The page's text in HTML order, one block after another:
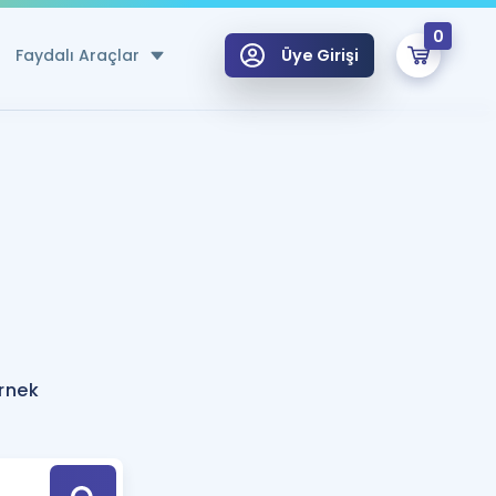
Faydalı Araçlar
Hesaplama Aracı
için Öneriler
Tek Takvimde
Üye Girişi
0